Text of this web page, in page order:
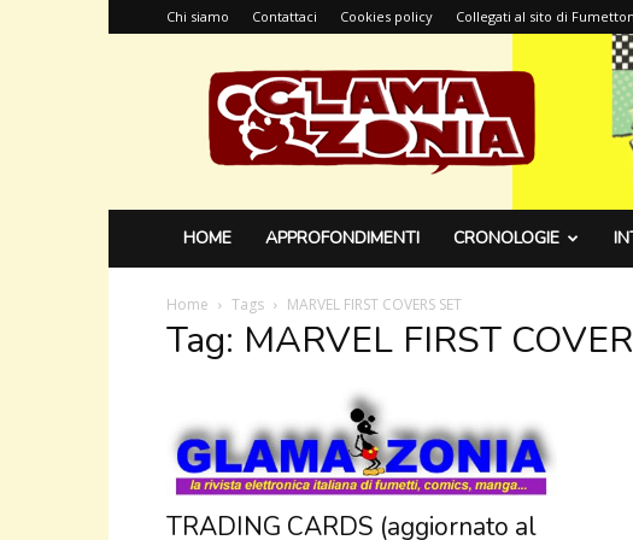
Chi siamo Contattaci Cookies policy Collegati al sito di
Glamazonia,
il
blog
HOME APPROFONDIMENTI CRONOLOGIE
Home Tags MARVEL FIRST COVERS SET
Tag: MARVEL FIRST
TRADING CARDS (aggiornato al